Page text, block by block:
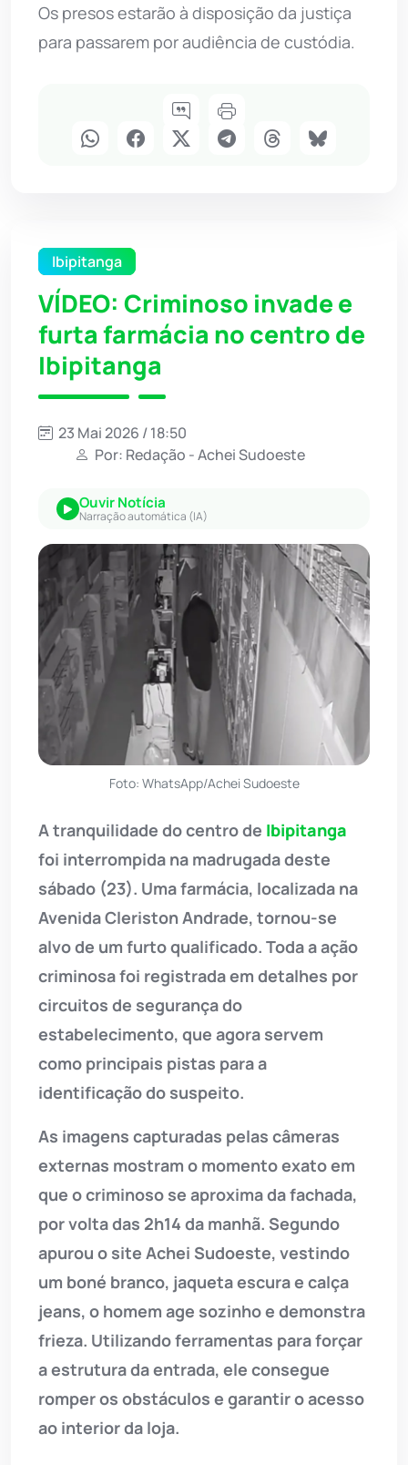
Os presos estarão à disposição da justiça
para passarem por audiência de custódia.
Ibipitanga
VÍDEO: Criminoso invade e
furta farmácia no centro de
Ibipitanga
23 Mai 2026 / 18:50
Por: Redação - Achei Sudoeste
Ouvir Notícia
Narração automática (IA)
Foto: WhatsApp/Achei Sudoeste
A tranquilidade do centro de Ibipitanga
foi interrompida na madrugada deste
sábado (23). Uma farmácia, localizada na
Avenida Cleriston Andrade, tornou-se
alvo de um furto qualificado. Toda a ação
criminosa foi registrada em detalhes por
circuitos de segurança do
estabelecimento, que agora servem
como principais pistas para a
identificação do suspeito.
As imagens capturadas pelas câmeras
externas mostram o momento exato em
que o criminoso se aproxima da fachada,
por volta das 2h14 da manhã. Segundo
apurou o site Achei Sudoeste, vestindo
um boné branco, jaqueta escura e calça
jeans, o homem age sozinho e demonstra
frieza. Utilizando ferramentas para forçar
a estrutura da entrada, ele consegue
romper os obstáculos e garantir o acesso
ao interior da loja.